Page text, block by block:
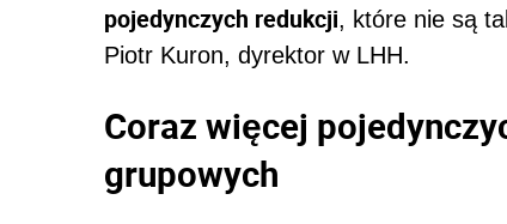
pojedynczych redukcji, które nie są
Piotr Kuron, dyrektor w LHH.
Coraz więcej
grupowych